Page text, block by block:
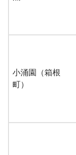
小涌園（箱根
町）